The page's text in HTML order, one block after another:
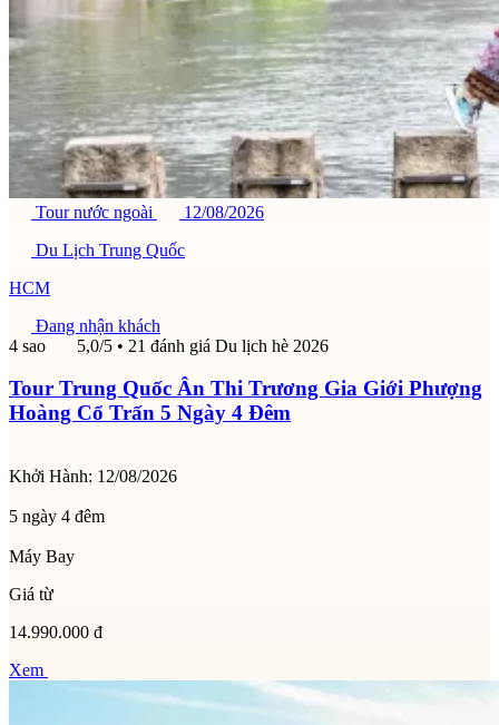
Tour nước ngoài
12/08/2026
Du Lịch Trung Quốc
HCM
Đang nhận khách
4 sao
5,0/5 • 21 đánh giá Du lịch hè 2026
Tour Trung Quốc Ân Thi Trương Gia Giới Phượng
Hoàng Cổ Trấn 5 Ngày 4 Đêm
Khởi Hành: 12/08/2026
5 ngày 4 đêm
Máy Bay
Giá từ
14.990.000 đ
Xem